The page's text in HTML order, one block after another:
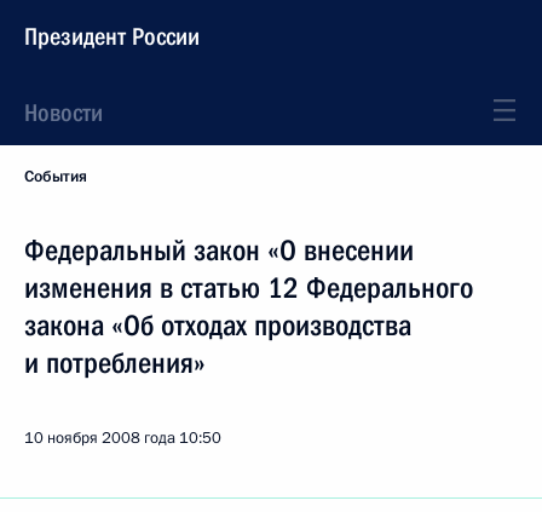
Президент России
Новости
События
Федеральный закон «О внесении
изменения в статью 12 Федерального
закона «Об отходах производства
и потребления»
10 ноября 2008 года 10:50